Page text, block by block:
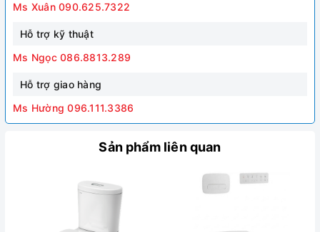
Ms Xuân 090.625.7322
Hỗ trợ kỹ thuật
Ms Ngọc 086.8813.289
Hỗ trợ giao hàng
Ms Hường 096.111.3386
Sản phẩm liên quan